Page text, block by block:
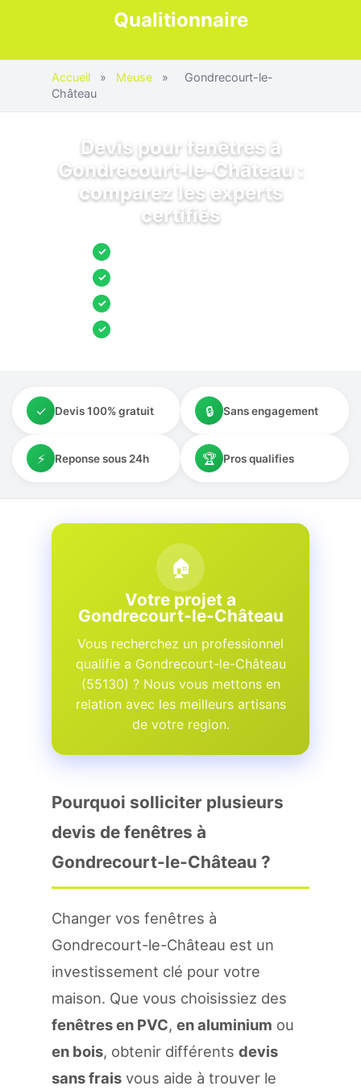
Qualitionnaire
Accueil » Meuse »
Gondrecourt-le-
Château
Devis pour fenêtres à
Gondrecourt-le-Château :
comparez les experts
certifiés
✓
✓
✓
✓
✓ Devis 100% gratuit 🔒 Sans engagement
⚡ Reponse sous 24h 🏆 Pros qualifies
🏠
Votre projet a
Gondrecourt-le-Château
Vous recherchez un professionnel
qualifie a Gondrecourt-le-Château
(55130) ? Nous vous mettons en
relation avec les meilleurs artisans
de votre region.
Pourquoi solliciter plusieurs
devis de fenêtres à
Gondrecourt-le-Château ?
Changer vos fenêtres à
Gondrecourt-le-Château est un
investissement clé pour votre
maison. Que vous choisissiez des
fenêtres en PVC, en aluminium ou
en bois, obtenir différents devis
sans frais vous aide à trouver le